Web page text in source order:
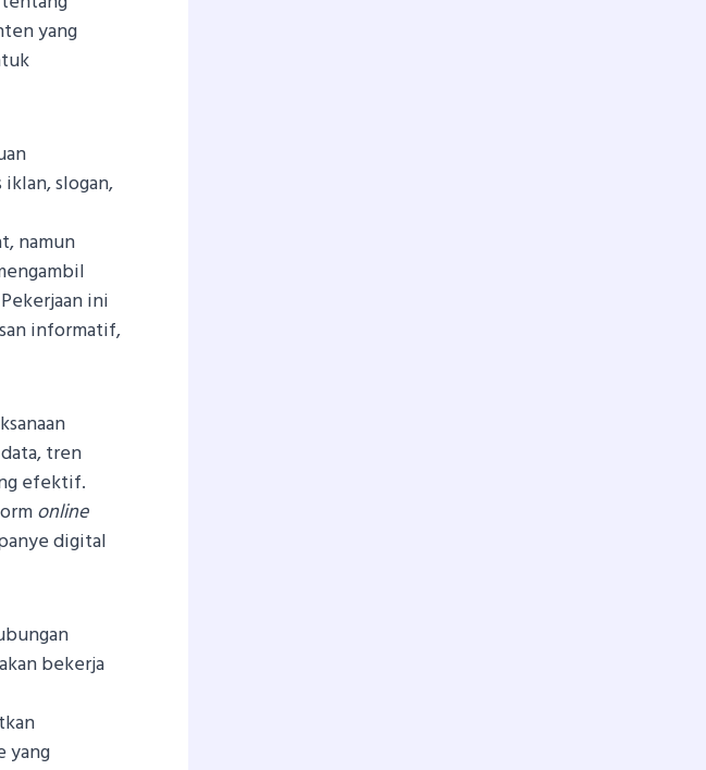
yang
slogan,
namun
ini
informatif,
tren
efektif.
online
digital
bekerja
yang